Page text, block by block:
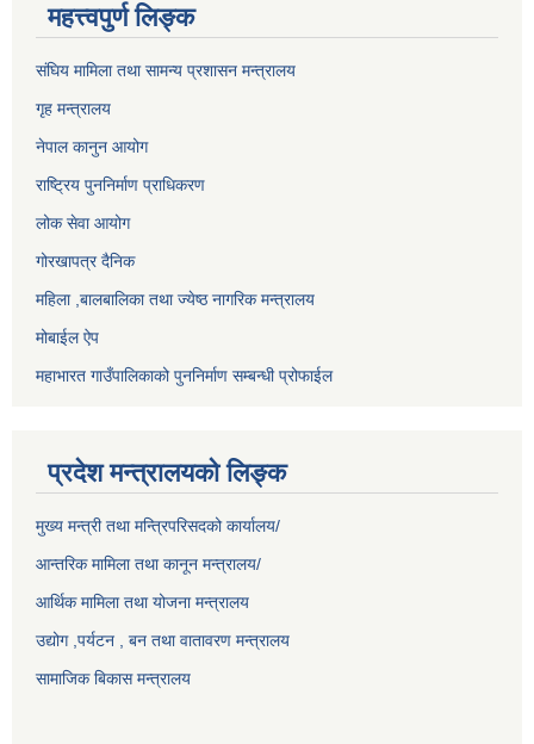
महत्त्वपुर्ण लिङ्क
संघिय मामिला तथा सामन्य प्रशासन मन्त्रालय
गृह मन्त्रालय
नेपाल कानुन आयोग
राष्ट्रिय पुननिर्माण प्राधिकरण
लोक सेवा आयोग
गोरखापत्र दैनिक
महिला ,बालबालिका तथा ज्येष्ठ नागरिक मन्त्रालय
मोबाईल ऐप
महाभारत गाउँपालिकाको पुननिर्माण सम्बन्धी प्रोफाईल
प्रदेश मन्त्रालयको लिङ्क
मुख्य मन्त्री तथा मन्त्रिपरिसदको कार्यालय/
आन्तरिक मामिला तथा कानून मन्त्रालय/
आर्थिक मामिला तथा योजना मन्त्रालय
उद्योग ,पर्यटन , बन तथा वातावरण मन्त्रालय
सामाजिक बिकास मन्त्रालय